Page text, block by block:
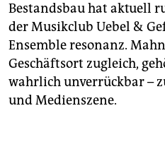
Bestandsbau hat aktuell
der Musikclub Uebel &
Ensemble resonanz.
Geschäftsort zugleich,
wahrlich unverrückbar –
und Medienszene.